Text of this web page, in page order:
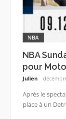
NBA
NBA
pour
Julien
Après le
place à un